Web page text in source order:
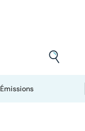
Émissions